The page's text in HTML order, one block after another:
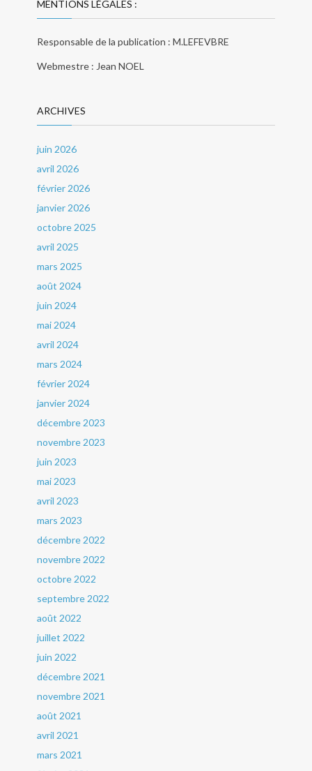
MENTIONS LÉGALES :
Responsable de la publication : M.LEFEVBRE
Webmestre : Jean NOEL
ARCHIVES
juin 2026
avril 2026
février 2026
janvier 2026
octobre 2025
avril 2025
mars 2025
août 2024
juin 2024
mai 2024
avril 2024
mars 2024
février 2024
janvier 2024
décembre 2023
novembre 2023
juin 2023
mai 2023
avril 2023
mars 2023
décembre 2022
novembre 2022
octobre 2022
septembre 2022
août 2022
juillet 2022
juin 2022
décembre 2021
novembre 2021
août 2021
avril 2021
mars 2021